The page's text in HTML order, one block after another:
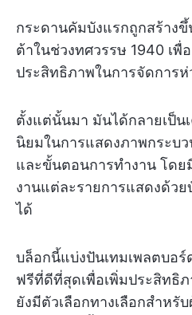
กระดานคัมบังแรกถูกสร้าง
ต้าในช่วงทศวรรษ 1940 เพื่
ประสิทธิภาพในการจัดการ
ตั้งแต่นั้นมา มันได้กลายเป็น
นิยมในการแสดงภาพกระบ
และขั้นตอนการทำงาน โด
งานแต่ละรายการแสดงด้ว
ได้
บล็อกนี้แบ่งปันเทมเพลตบอ
ฟรีที่ดีที่สุดเพื่อเพิ่มประสิทธิ
ยังมีตัวเลือกทางเลือกสำหรั